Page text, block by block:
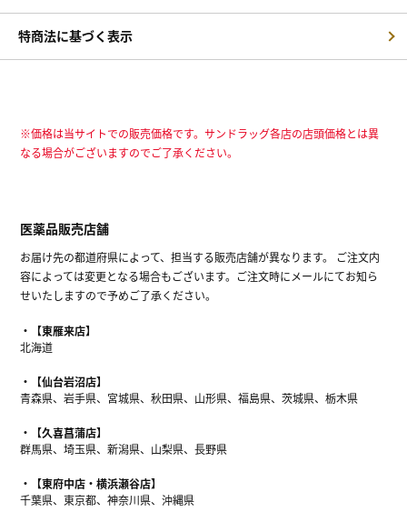
特商法に基づく表示
※価格は当サイトでの販売価格です。サンドラッグ各店の店頭価格とは異
なる場合がございますのでご了承ください。
医薬品販売店舗
お届け先の都道府県によって、担当する販売店舗が異なります。 ご注文内
容によっては変更となる場合もございます。ご注文時にメールにてお知ら
せいたしますので予めご了承ください。
【東雁来店】
北海道
【仙台岩沼店】
青森県、岩手県、宮城県、秋田県、山形県、福島県、茨城県、栃木県
【久喜菖蒲店】
群馬県、埼玉県、新潟県、山梨県、長野県
【東府中店・横浜瀬谷店】
千葉県、東京都、神奈川県、沖縄県